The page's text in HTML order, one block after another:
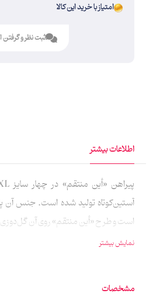
امتیاز با خرید این کالا
ثبت نظر و گرفتن
اطلاعات بیشتر
آستین‌کوتاه تولید شده‌ است. جنس آن
است و طرح «أین منتقم» روی آن
آقای اعلایی طراحی شده است.
نمایش بیشتر
مشخصات